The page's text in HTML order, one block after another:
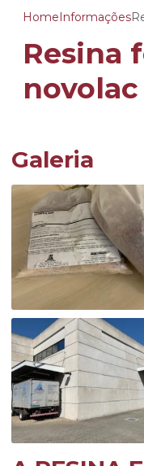
HomeInformações
Resina
novolac
Galeria